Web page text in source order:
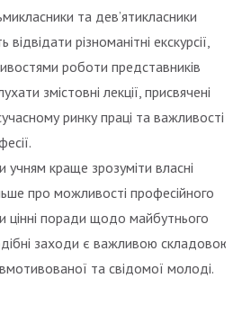
та дев’ятикласники
різноманітні екскурсії,
роботи представників
змістовні лекції, присвячені
ринку праці та важливості
учням краще зрозуміти власні
про можливості професійного
цінні поради щодо майбутнього
заходи є важливою складовою
та свідомої молоді.